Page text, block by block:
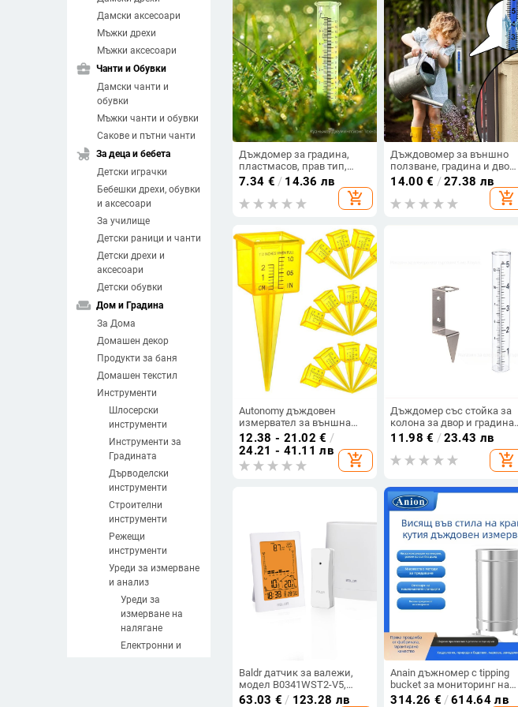
Дамски аксесоари
Мъжки дрехи
Мъжки аксесоари
business_center Чанти и Обувки
Дамски чанти и
обувки
Мъжки чанти и обувки
Сакове и пътни чанти
child_friendly За деца и бебета
Детски играчки
Бебешки дрехи, обувки
и аксесоари
За училище
Детски раници и чанти
Детски дрехи и
аксесоари
Детски обувки
weekend Дом и Градина
За Дома
Домашен декор
Продукти за баня
Домашен текстил
Инструменти
Шлосерски
инструменти
Инструменти за
Градината
Дърводелски
инструменти
Строителни
инструменти
Режещи
инструменти
Уреди за измерване
и анализ
Уреди за
измерване на
налягане
Електронни и
Дъждомер за градина,
пластмасов, прав тип,
модел JMX L04, 7-инчова
скала, тегло 35 g
7.34 € / 14.36 лв
add_shopping_cart
Дъждовомер за външно
ползване, градина и двор,
пластмасов; обхват на
скалата 7; капацитет на
водохранилището 7; тегло
14.00 € /27.38 лв
add_shopping_cart
Autonomy дъждовен
измервател за външна
употреба, диапазон 1–38
мм, водна вместимост 1,5
инча, тегло 20 г
12.38 - 21.02 € /
24.21 - 41.11 лв
add_shopping_cart
Дъждомер със стойка за
колона за двор и градина,
неръждаема стомана,
монтажна рамка
11.98 € /23.43 лв
add_shopping_cart
Baldr датчик за валежи,
модел B0341WST2-V5,
вместимост на водата 1–5
63.03 € / 123.28 лв
Anain дъжномер с tipping
bucket за мониторинг на
валежите, модел 001,
314.26 € /614.64 лв